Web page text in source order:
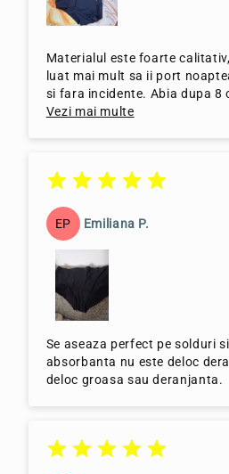
Materialul este foarte
luat mai mult sa ii port
si fara incidente. Abia dupa 8
schimbat, cred ca erau plini
Vezi mai multe
EP Emiliana P.
Se aseaza perfect pe solduri
absorbanta nu este deloc
deloc groasa sau deranjanta.